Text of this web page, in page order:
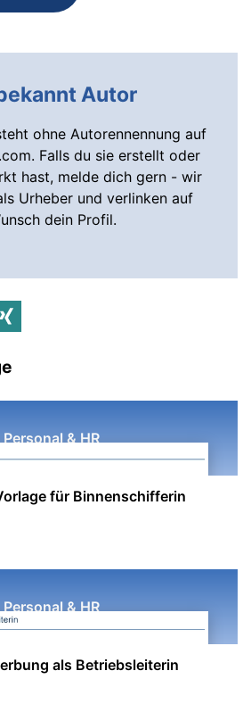
Autor
ohne Autorennennung auf
Falls du sie erstellt oder
hast, melde dich gern - wir
Urheber und verlinken auf
dein Profil.
Personal & HR
für Binnenschifferin
Personal & HR
als Betriebsleiterin